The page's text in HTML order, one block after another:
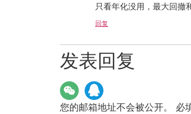
只看年化没用，最大回撤
回复
发表回复
您的邮箱地址不会被公开。 必